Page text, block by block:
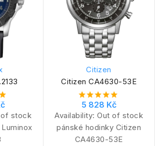
stock
Citizen
Citizen CA4630-53E
5 828 Kč
Availability: Out of stock
pánské hodinky Citizen
CA4630-53E